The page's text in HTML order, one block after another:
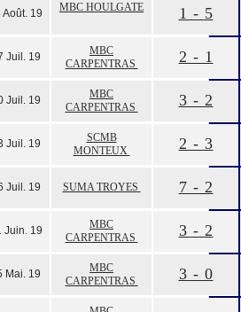
Août. 19 MBC HOULGATE 1 - 5
Juil. 19
MBC
CARPENTRAS
2 - 1
Juil. 19
MBC
CARPENTRAS
3 - 2
Juil. 19
SCMB
MONTEUX
2 - 3
Juil. 19 SUMA TROYES 7 - 2
Juin. 19
MBC
CARPENTRAS
3 - 2
Mai. 19
MBC
CARPENTRAS
3 - 0